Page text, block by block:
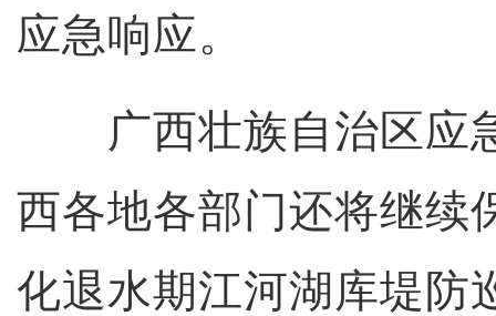
应急响应。
广西壮族自治区应
西各地各部门还将继续
化退水期江河湖库堤防